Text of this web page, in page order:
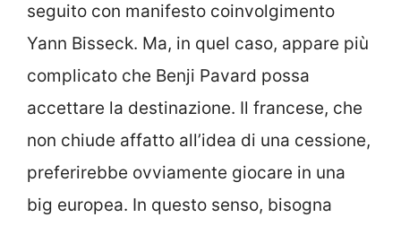
seguito con manifesto coinvolgimento
Yann Bisseck. Ma, in quel caso, appare più
complicato che Benji Pavard possa
accettare la destinazione. Il francese, che
non chiude affatto all’idea di una cessione,
preferirebbe ovviamente giocare in una
big europea. In questo senso, bisogna